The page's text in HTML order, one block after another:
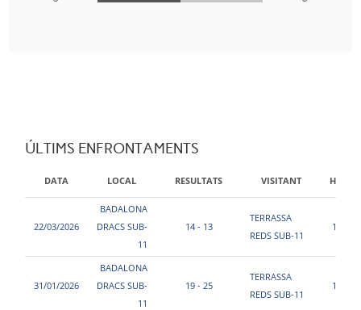
ÚLTIMS ENFRONTAMENTS
DATA LOCAL RESULTATS VISITANT HORA
22/03/2026
BADALONA
DRACS SUB-
11
14 - 13
TERRASSA
REDS SUB-11
13:00
31/01/2026
BADALONA
DRACS SUB-
11
19 - 25
TERRASSA
REDS SUB-11
11:24